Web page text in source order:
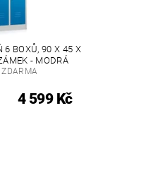
6 BOXŮ, 90 X 45 X
- MODRÁ
4 599 Kč